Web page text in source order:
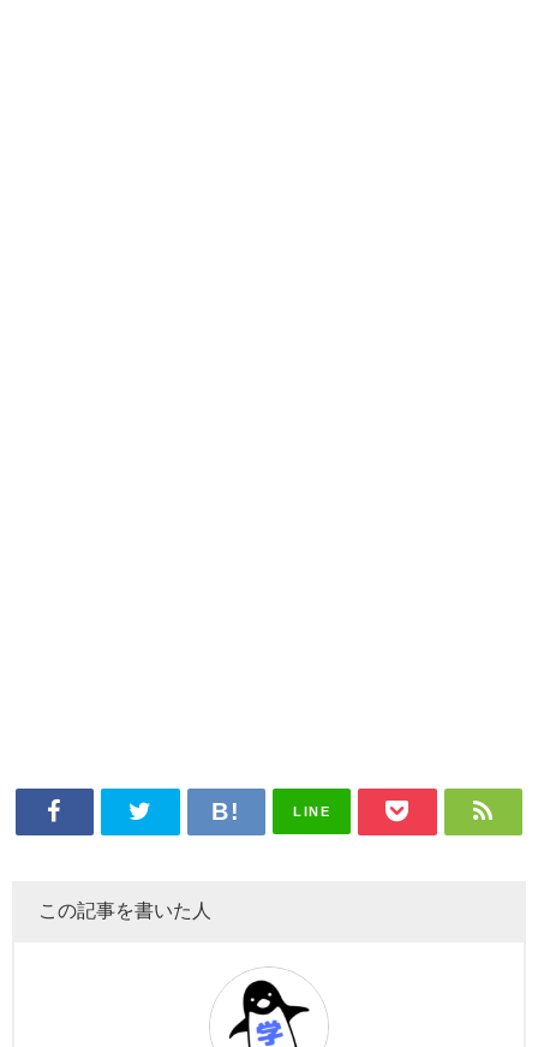
LINE
この記事を書いた人